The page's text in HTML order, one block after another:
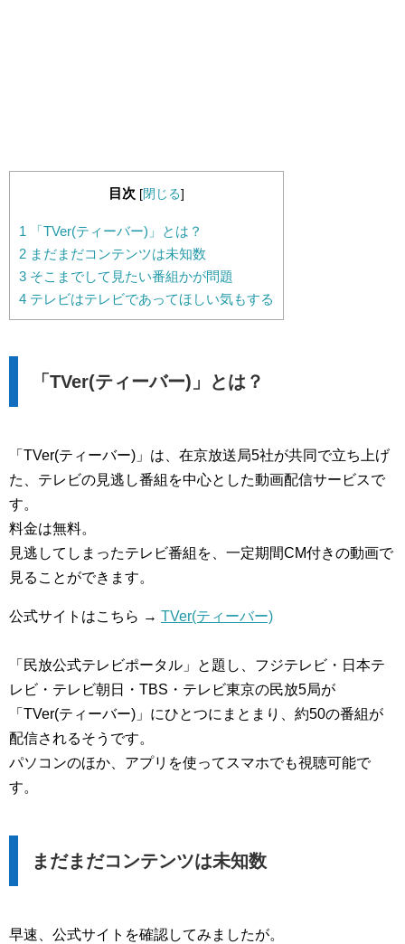
目次 [閉じる]
1 「TVer(ティーバー)」とは？
2 まだまだコンテンツは未知数
3 そこまでして見たい番組かが問題
4 テレビはテレビであってほしい気もする
「TVer(ティーバー)」とは？
「TVer(ティーバー)」は、在京放送局5社が共同で立ち上げ
た、テレビの見逃し番組を中心とした動画配信サービスで
す。
料金は無料。
見逃してしまったテレビ番組を、一定期間CM付きの動画で
見ることができます。
公式サイトはこちら → TVer(ティーバー)
「民放公式テレビポータル」と題し、フジテレビ・日本テ
レビ・テレビ朝日・TBS・テレビ東京の民放5局が
「TVer(ティーバー)」にひとつにまとまり、約50の番組が
配信されるそうです。
パソコンのほか、アプリを使ってスマホでも視聴可能で
す。
まだまだコンテンツは未知数
早速、公式サイトを確認してみましたが。